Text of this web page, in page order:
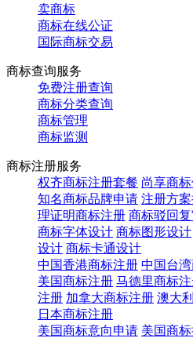
卖商标
商标在线公证
国际商标交易
商标查询服务
免费注册查询
商标分类查询
商标管理
商标监测
商标注册服务
权齐商标注册套餐 尚享商
知名商标品牌申请 注册方
理证明商标注册 商标驳回复
商标字体设计 商标图形设计
设计 商标卡通设计
中国香港商标注册 中国台
美国商标注册 马德里商标
注册 加拿大商标注册 澳大
日本商标注册
美国商标意向申请 美国商